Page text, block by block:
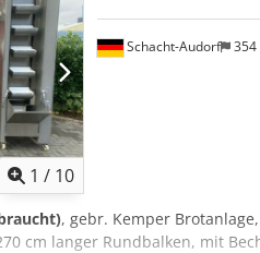
1 / 10
Schacht-Audorf 354
, gebr. Kemper
cm langer Rundbalken, mit